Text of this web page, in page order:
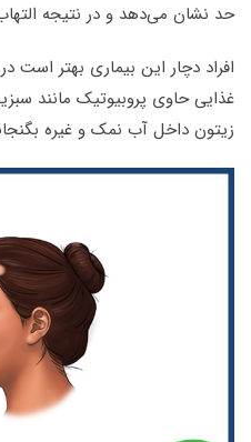
حد نشان می‌دهد و در نتیجه
افراد دچار این بیماری بهتر است
غذایی حاوی پروبیوتیک مانند
زیتون داخل آب نمک و غیره